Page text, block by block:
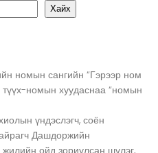
Хайх
номын сангийн “Гэрээр ном
түүх-номын хуудаснаа “номын
үндэслэгч, соён
Дашдоржийн
ойд зориулсан шүлэг,